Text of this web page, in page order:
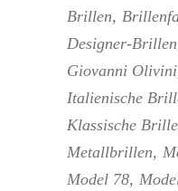
Brillen
Designer-Brillen
Giovanni Olivini
Italienische
Klassische Brille
Metallbrillen
Model 78